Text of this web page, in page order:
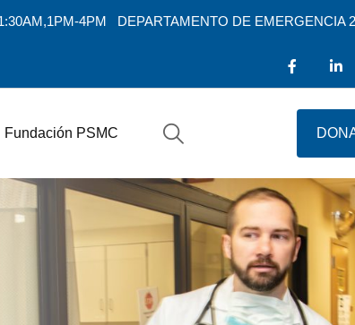
4PM DEPARTAMENTO DE EMERGENCIA
Fundación PSMC